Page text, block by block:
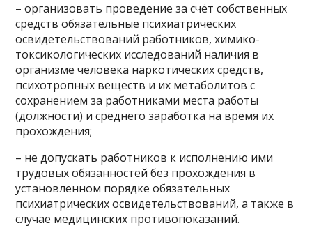
– организовать проведение за счёт собственных
средств обязательные психиатрических
освидетельствований работников, химико-
токсикологических исследований наличия в
организме человека наркотических средств,
психотропных веществ и их метаболитов с
сохранением за работниками места работы
(должности) и среднего заработка на время их
прохождения;
– не допускать работников к исполнению ими
трудовых обязанностей без прохождения в
установленном порядке обязательных
психиатрических освидетельствований, а также в
случае медицинских противопоказаний.